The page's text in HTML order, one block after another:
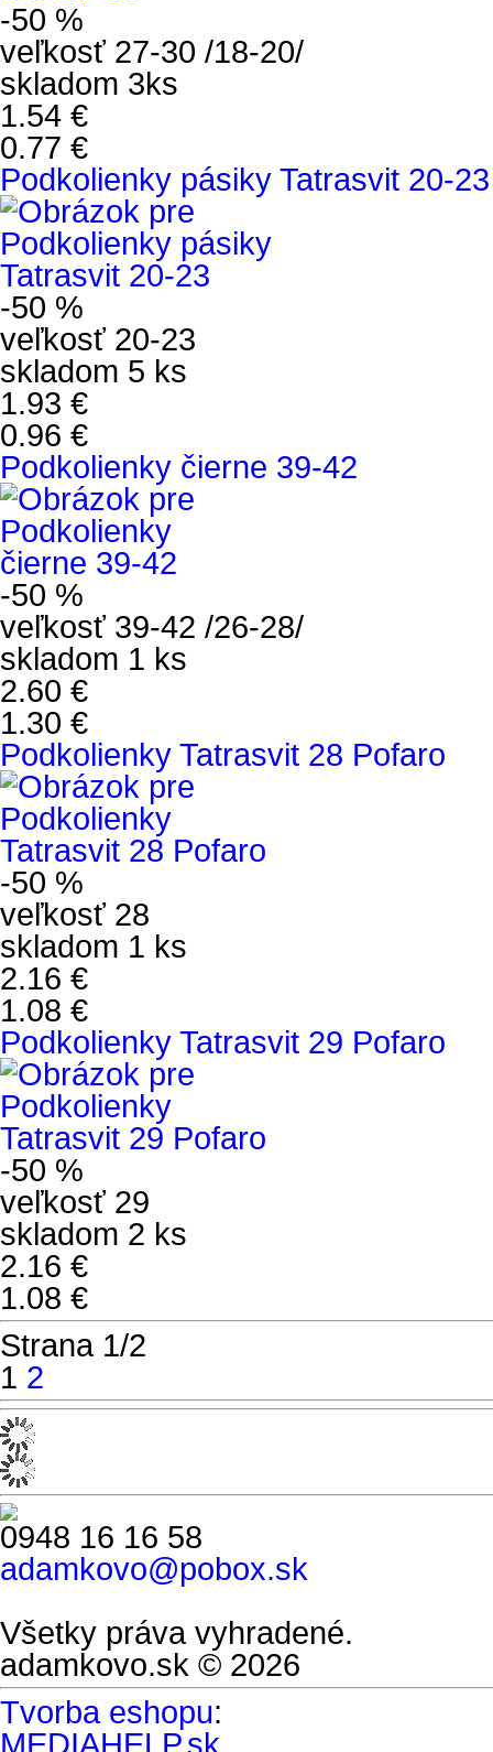
-50 %
veľkosť 27-30 /18-20/
skladom 3ks
1.54 €
0.77 €
Podkolienky pásiky Tatrasvit 20-23
-50 %
veľkosť 20-23
skladom 5 ks
1.93 €
0.96 €
Podkolienky čierne 39-42
-50 %
veľkosť 39-42 /26-28/
skladom 1 ks
2.60 €
1.30 €
Podkolienky Tatrasvit 28 Pofaro
-50 %
veľkosť 28
skladom 1 ks
2.16 €
1.08 €
Podkolienky Tatrasvit 29 Pofaro
-50 %
veľkosť 29
skladom 2 ks
2.16 €
1.08 €
Strana 1/2
1 2
0948 16 16 58
adamkovo@pobox.sk
Všetky práva vyhradené.
adamkovo.sk © 2026
Tvorba eshopu:
MEDIAHELP.sk